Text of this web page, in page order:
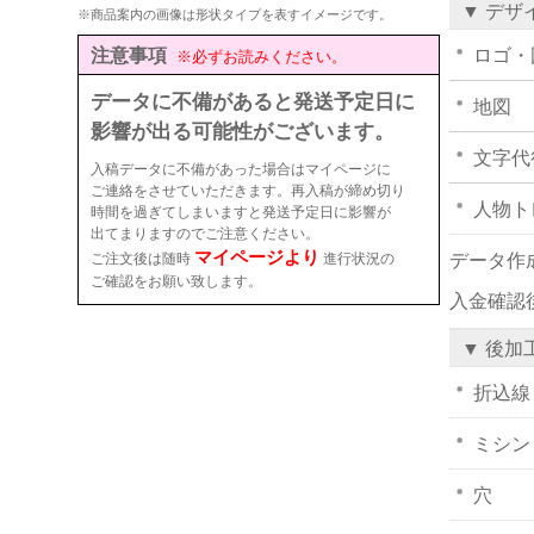
※商品案内の画像は形状タイプを表すイメージです。
注意事項 ※必ずお読みください。
データに不備があると発送予定日に
影響が出る可能性がございます。
入稿データに不備があった場合はマイページに
ご連絡をさせていただきます。再入稿が締め切り
時間を過ぎてしまいますと発送予定日に影響が
出てまりますのでご注意ください。
ご注文後は随時 マイページより 進行状況の
ご確認をお願い致します。
▼ デザ
ロゴ
地図
文字
人物
データ作
入金確認
▼ 後加
折込線
ミシン
穴